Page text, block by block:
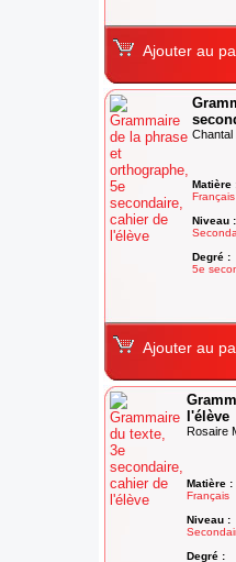
Ajouter au
Chantal
Matière
Français
Niveau :
Degré :
5e
Ajouter au
l'élève
Rosaire
Matière :
Français
Niveau :
Degré :